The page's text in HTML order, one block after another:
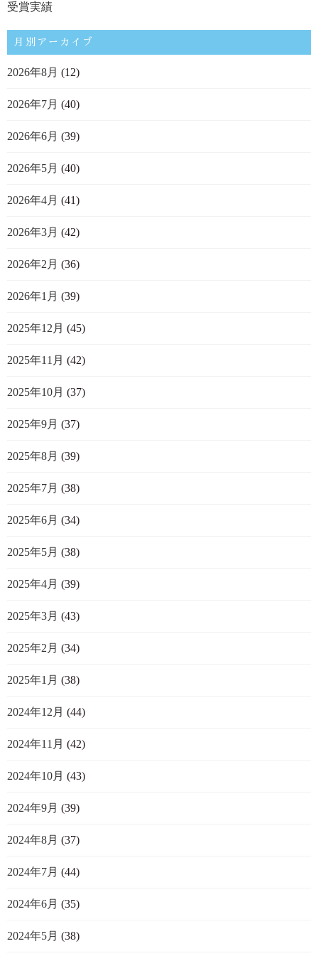
受賞実績
月別アーカイブ
2026年8月 (12)
2026年7月 (40)
2026年6月 (39)
2026年5月 (40)
2026年4月 (41)
2026年3月 (42)
2026年2月 (36)
2026年1月 (39)
2025年12月 (45)
2025年11月 (42)
2025年10月 (37)
2025年9月 (37)
2025年8月 (39)
2025年7月 (38)
2025年6月 (34)
2025年5月 (38)
2025年4月 (39)
2025年3月 (43)
2025年2月 (34)
2025年1月 (38)
2024年12月 (44)
2024年11月 (42)
2024年10月 (43)
2024年9月 (39)
2024年8月 (37)
2024年7月 (44)
2024年6月 (35)
2024年5月 (38)